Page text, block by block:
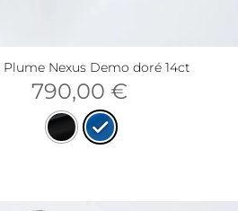
Plume Nexus Demo doré 14ct
790,00 €